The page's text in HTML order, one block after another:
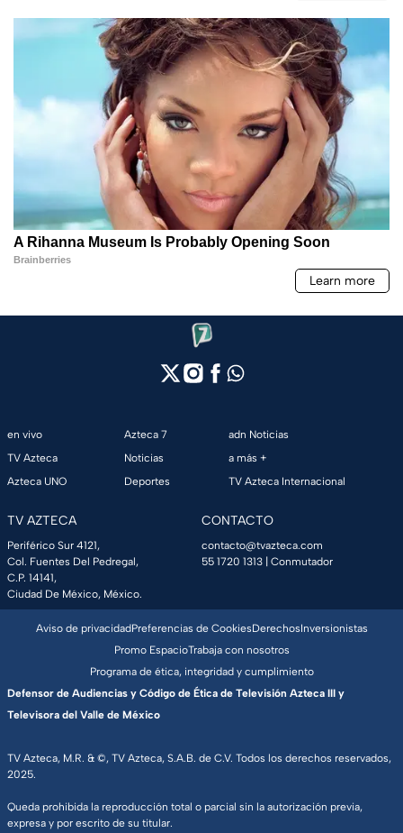
en vivo
TV Azteca
Azteca UNO
Azteca 7
Noticias
Deportes
adn Noticias
a más +
TV Azteca Internacional
TV AZTECA
Periférico Sur 4121,
Col. Fuentes Del Pedregal,
C.P. 14141,
Ciudad De México, México.
CONTACTO
contacto@tvazteca.com
55 1720 1313 | Conmutador
TV Azteca, M.R. & ©, TV Azteca, S.A.B. de C.V. Todos los derechos reservados,
2025.
Queda prohibida la reproducción total o parcial sin la autorización previa,
expresa y por escrito de su titular.
Aviso de privacidadPreferencias de CookiesDerechosInversionistas
Promo EspacioTrabaja con nosotros
Programa de ética, integridad y cumplimiento
Defensor de Audiencias y Código de Ética de Televisión Azteca III y
Televisora del Valle de México